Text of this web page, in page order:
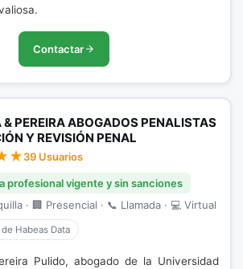
Contactar
& PEREIRA ABOGADOS PENALISTAS
Y REVISIÓN PENAL
39 Usuarios
profesional vigente y sin sanciones
· 🏢 Presencial · 📞 Llamada · 💻 Virtual
Habeas Data
Pulido, abogado de la Universidad